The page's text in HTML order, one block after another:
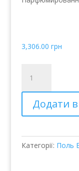
3,306.00 грн
вода
Paul
Emilien
Carrousel
Додати
Категорії: Поль